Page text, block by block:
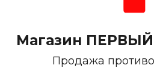
Магазин
Продажа